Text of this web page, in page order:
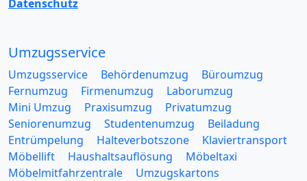
Datenschutz
Umzugsservice
Umzugsservice Behördenumzug
Büroumzug
Fernumzug
Firmenumzug
Laborumzug
Mini Umzug
Praxisumzug
Privatumzug
Seniorenumzug
Studentenumzug
Beiladung
Entrümpelung
Halteverbotszone
Klaviertransport
Möbellift
Haushaltsauflösung
Möbeltaxi
Möbelmitfahrzentrale
Umzugskartons